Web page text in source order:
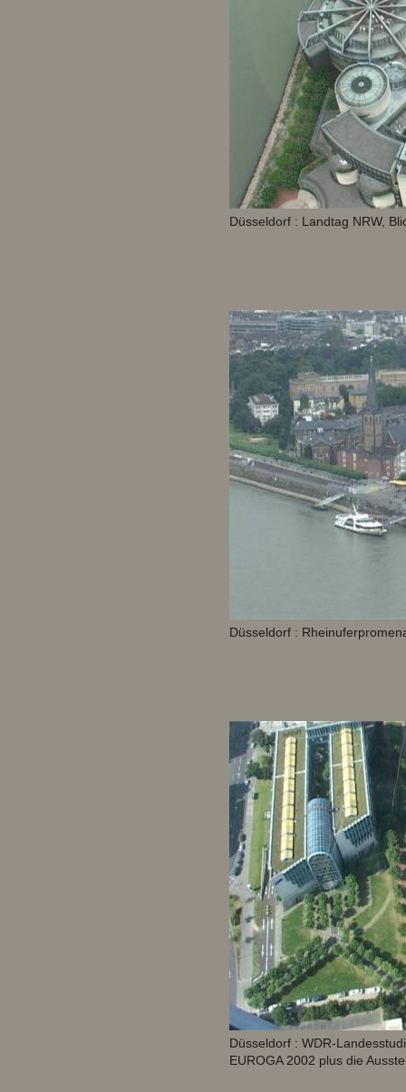
Düsseldorf : Landtag NRW,
Düsseldorf :
Düsseldorf : WDR-
EUROGA 2002 plus die